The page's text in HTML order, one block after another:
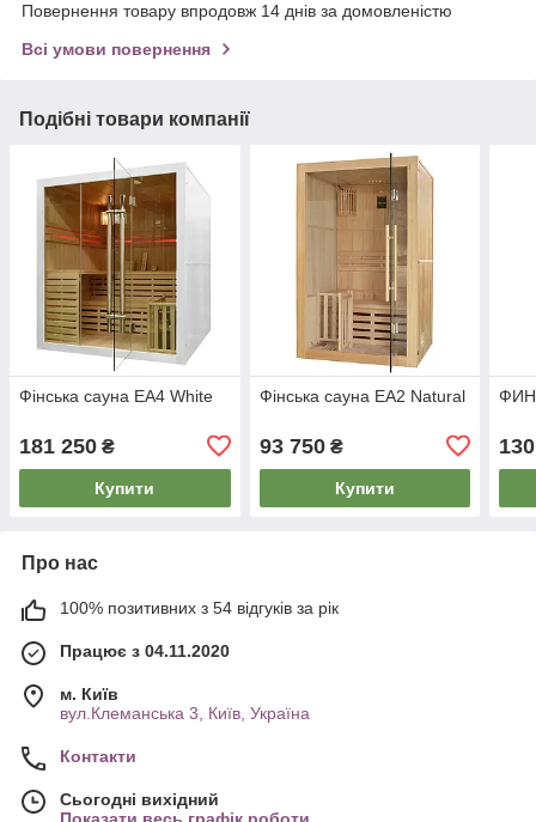
Повернення товару впродовж 14 днів за домовленістю
Всі умови повернення
Подібні товари компанії
Фінська сауна EA4 White
181 250 ₴
Купити
Фінська сауна EA2 Natural
93 750₴
Купити
Про нас
100% позитивних з 54 відгуків за рік
Працює з 04.11.2020
м. Київ
вул.Клеманська 3, Київ, Україна
Контакти
Сьогодні вихідний
Показати весь графік роботи